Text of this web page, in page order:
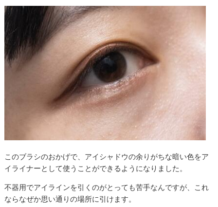
このブラシのおかげで、アイシャドウの余りがちな暗い色をア
イライナーとして使うことができるようになりました。
不器用でアイラインを引くのがとっても苦手なんですが、これ
ならなぜか思い通りの場所に引けます。